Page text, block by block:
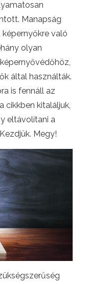
Manapság
való
olyan
által használták.
is fennáll az
cikkben kitaláljuk,
eltávolítani a
Megy!